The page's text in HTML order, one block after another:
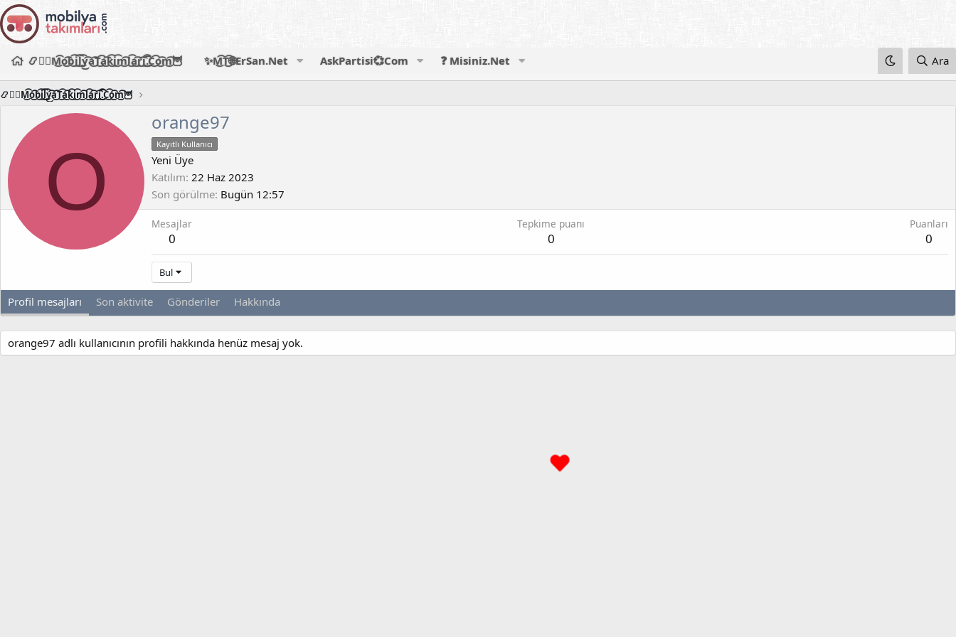
📿🧙‍♂️M͜͡o͜͡b͜͡i͜͡l͜͡y͜͡a͜͡T͜͡a͜͡k͜͡i͜͡m͜͡l͜͡a͜͡r͜͡i͜͡.͜͡C͜͡o͜͡m͜͡🦉 ✨M͜͡T͜͡🌐ErSan.Net AskPartisi💞Com ❓ Misiniz.Net Ara
📿🧙‍♂️M͜͡o͜͡b͜͡i͜͡l͜͡y͜͡a͜͡T͜͡a͜͡k͜͡i͜͡m͜͡l͜͡a͜͡r͜͡i͜͡.͜͡C͜͡o͜͡m͜͡🦉
O
orange97
Kayıtlı Kullanıcı
Yeni Üye
Katılım 22 Haz 2023
Son görülme Bugün 12:57
Mesajlar
0
Tepkime puanı
0
Puanları
0
Bul
Profil mesajları Son aktivite Gönderiler Hakkında
orange97 adlı kullanıcının profili hakkında henüz mesaj yok.